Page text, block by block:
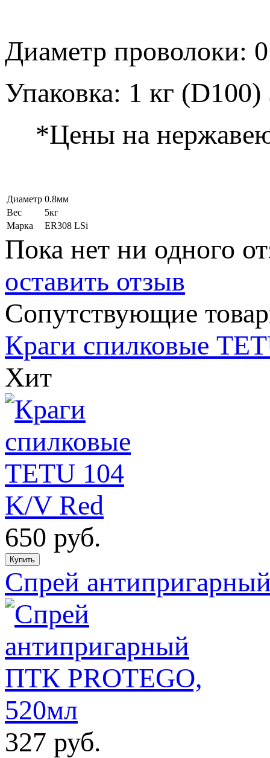
Диаметр проволоки:
Упаковка: 1 кг
*Цены на
Диаметр 0.8мм
Вес
5кг
Марка
ER308 LSi
Пока нет ни одного
оставить отзыв
Сопутствующие
Краги спилковые
Хит
650 руб.
Спрей
327 руб.